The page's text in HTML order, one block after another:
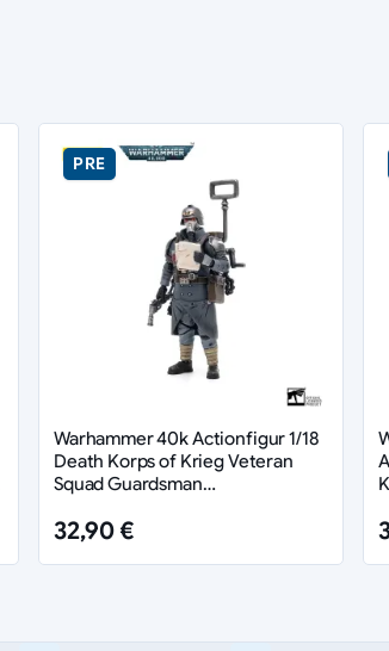
PRE
Warhammer 40k Actionfigur 1/18
Death Korps of Krieg Veteran
Squad Guardsman
32,90 €